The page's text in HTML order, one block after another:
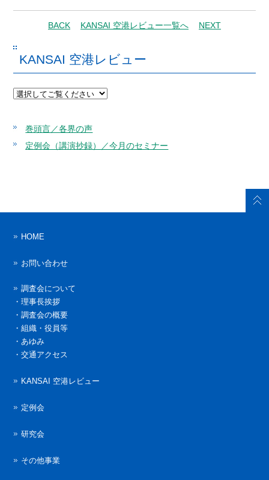
BACK KANSAI 空港レビュー一覧へ NEXT
KANSAI 空港レビュー
巻頭言／各界の声
定例会（講演抄録）／今月のセミナー
HOME
お問い合わせ
調査会について
・理事長挨拶
・調査会の概要
・組織・役員等
・あゆみ
・交通アクセス
KANSAI 空港レビュー
定例会
研究会
その他事業